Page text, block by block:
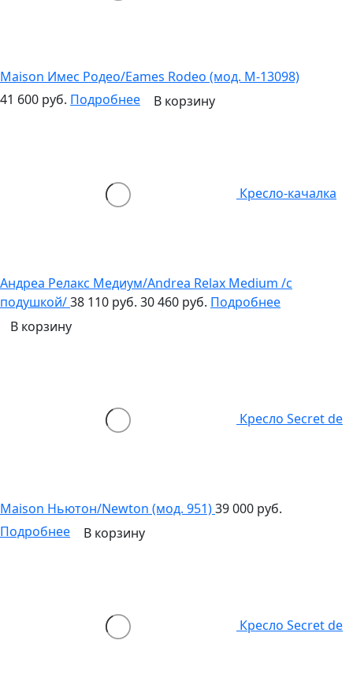
Maison Имес Родео/Eames Rodeo (мод. M-13098)
41 600 руб. Подробнее В корзину
Кресло-качалка
Андреа Релакс Медиум/Andrea Relax Medium /с
подушкой/38 110 руб. 30 460 руб. Подробнее
В корзину
Кресло Secret de
Maison Ньютон/Newton (мод. 951)39 000 руб.
Подробнее
В корзину
Кресло Secret de